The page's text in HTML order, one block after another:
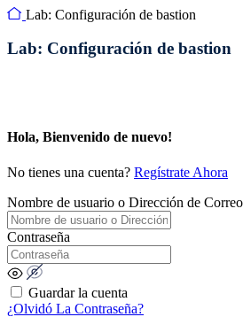
Lab: Configuración de bastion
Lab: Configuración de bastion
Hola, Bienvenido de nuevo!
No tienes una cuenta? Regístrate Ahora
Nombre de usuario o Dirección de
Contraseña
Guardar la cuenta
¿Olvidó La Contraseña?